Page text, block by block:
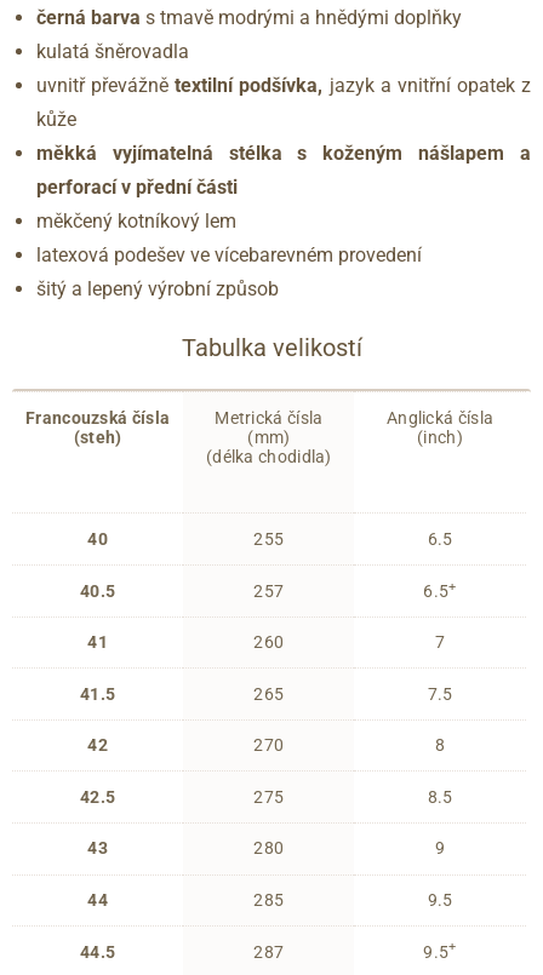
černá barva s tmavě modrými a hnědými doplňky
kulatá šněrovadla
uvnitř převážnětextilní podšívka, jazyk a vnitřní opatek z
kůže
měkká vyjímatelná stélka s koženým nášlapem a
perforací v přední části
měkčený kotníkový lem
latexová podešev ve vícebarevném provedení
šitý a lepený výrobní způsob
Tabulka velikostí
Francouzská čísla
(steh)
40
40.5
41
41.5
42
42.5
43
44
44.5
Metrická čísla
(mm)
(délka chodidla)
255
257
260
265
270
275
280
285
287
Anglická čísla
(inch)
6.5
6.5+
7
7.5
8
8.5
9
9.5
9.5+